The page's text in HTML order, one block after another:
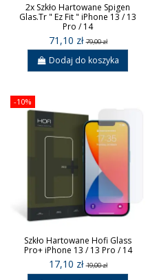
2x Szkło Hartowane Spigen
Glas.Tr " Ez Fit " iPhone 13 / 13
Pro / 14
71,10 zł79,00 zł
Dodaj do koszyka
-10%
Szkło Hartowane Hofi Glass
Pro+ iPhone 13 / 13 Pro / 14
17,10 zł19,00 zł